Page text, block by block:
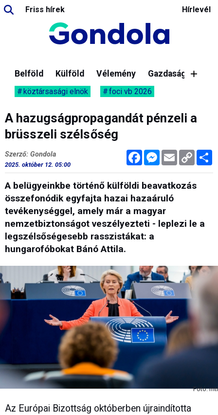
Friss hírek Hírlevél
Belföld Külföld Vélemény Gazdaság
köztársasági elnök foci vb 2026
A hazugságpropagandát pénzeli a
brüsszeli szélsőség
FacebookMessenger
Email Copy
Link
Szerző: Gondola
2025. október 12. 05:00
A belügyeinkbe történő külföldi beavatkozás
összefonódik egyfajta hazai hazaáruló
tevékenységgel, amely már a magyar
nemzetbiztonságot veszélyezteti - leplezi le a
legszélsőségesebb rasszistákat: a
hungarofóbokat Bánó Attila.
Fotó: mti
Az Európai Bizottság októberben újraindította